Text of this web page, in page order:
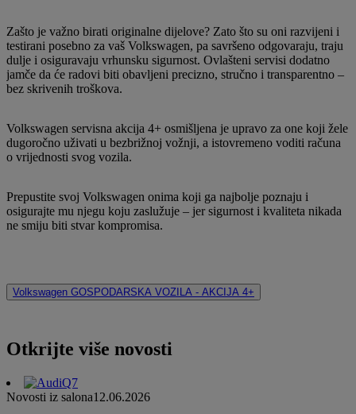
Zašto je važno birati originalne dijelove? Zato što su oni razvijeni i
testirani posebno za vaš Volkswagen, pa savršeno odgovaraju, traju
dulje i osiguravaju vrhunsku sigurnost. Ovlašteni servisi dodatno
jamče da će radovi biti obavljeni precizno, stručno i transparentno –
bez skrivenih troškova.
Volkswagen servisna akcija 4+ osmišljena je upravo za one koji žele
dugoročno uživati u bezbrižnoj vožnji, a istovremeno voditi računa
o vrijednosti svog vozila.
Prepustite svoj Volkswagen onima koji ga najbolje poznaju i
osigurajte mu njegu koju zaslužuje – jer sigurnost i kvaliteta nikada
ne smiju biti stvar kompromisa.
Volkswagen GOSPODARSKA VOZILA - AKCIJA 4+
Otkrijte više novosti
Novosti iz salona12.06.2026